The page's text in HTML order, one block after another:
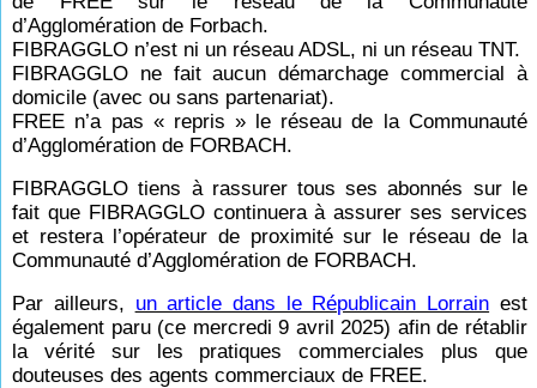
d’Agglomération de Forbach.
FIBRAGGLO n’est ni un réseau ADSL, ni un réseau TNT.
FIBRAGGLO ne fait aucun démarchage commercial à
domicile (avec ou sans partenariat).
FREE n’a pas « repris » le réseau de la Communauté
d’Agglomération de FORBACH.
FIBRAGGLO tiens à rassurer tous ses abonnés sur le
fait que FIBRAGGLO continuera à assurer ses services
et restera l’opérateur de proximité sur le réseau de la
Communauté d’Agglomération de FORBACH.
Par ailleurs, un article dans le Républicain Lorrain est
également paru (ce mercredi 9 avril 2025) afin de rétablir
la vérité sur les pratiques commerciales plus que
douteuses des agents commerciaux de FREE.